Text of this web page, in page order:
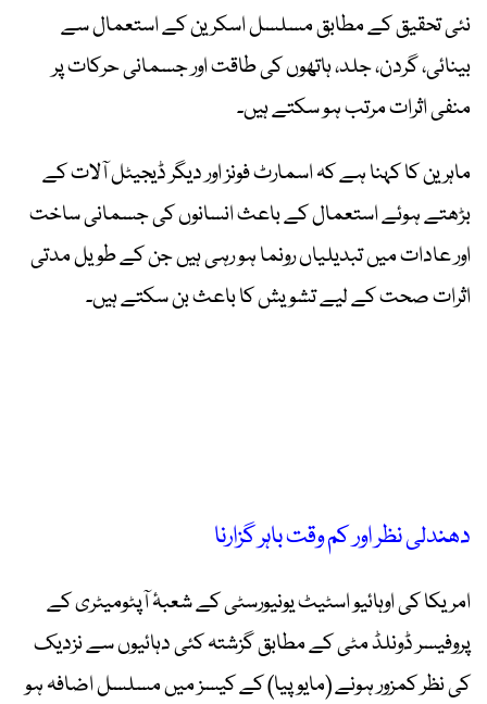
نئی تحقیق کے مطابق مسلسل اسکرین کے استعمال سے
بینائی، گردن، جلد، ہاتھوں کی طاقت اور جسمانی حرکات پر
منفی اثرات مرتب ہو سکتے ہیں۔
ماہرین کا کہنا ہے کہ اسمارٹ فونز اور دیگر ڈیجیٹل آلات کے
بڑھتے ہوئے استعمال کے باعث انسانوں کی جسمانی ساخت
اور عادات میں تبدیلیاں رونما ہو رہی ہیں جن کے طویل مدتی
اثرات صحت کے لیے تشویش کا باعث بن سکتے ہیں۔
دھندلی نظر اور کم وقت باہر گزارنا
امریکا کی اوہائیو اسٹیٹ یونیورسٹی کے شعبۂ آپٹومیٹری کے
پروفیسر ڈونلڈ مٹی کے مطابق گزشتہ کئی دہائیوں سے نزدیک
کی نظر کمزور ہونے (مایوپیا) کے کیسز میں مسلسل اضافہ ہو